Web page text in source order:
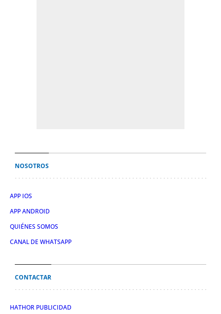
NOSOTROS
APP IOS
APP ANDROID
QUIÉNES SOMOS
CANAL DE WHATSAPP
CONTACTAR
HATHOR PUBLICIDAD